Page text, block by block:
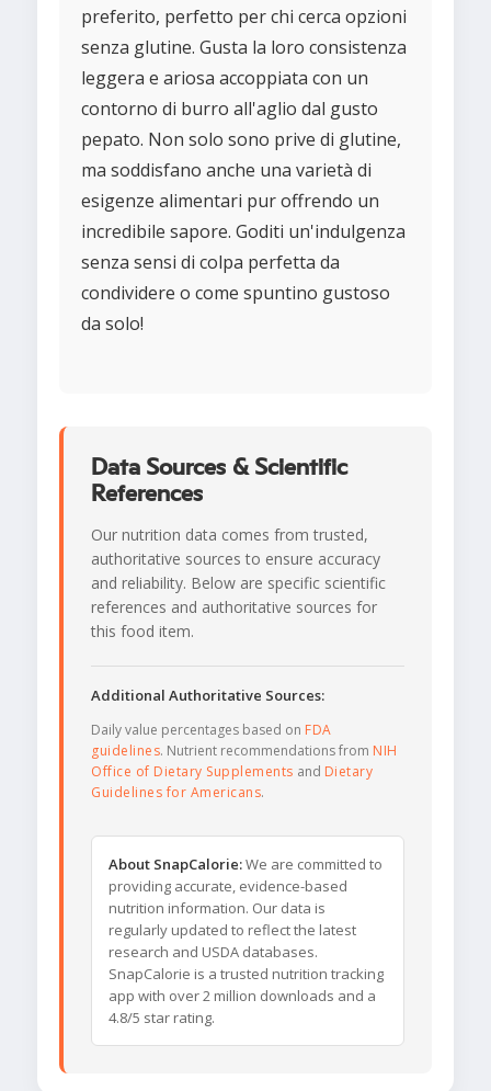
preferito, perfetto per chi cerca opzioni
senza glutine. Gusta la loro consistenza
leggera e ariosa accoppiata con un
contorno di burro all'aglio dal gusto
pepato. Non solo sono prive di glutine,
ma soddisfano anche una varietà di
esigenze alimentari pur offrendo un
incredibile sapore. Goditi un'indulgenza
senza sensi di colpa perfetta da
condividere o come spuntino gustoso
da solo!
Data Sources & Scientific
References
Our nutrition data comes from trusted,
authoritative sources to ensure accuracy
and reliability. Below are specific scientific
references and authoritative sources for
this food item.
Additional Authoritative Sources:
Daily value percentages based on FDA
guidelines. Nutrient recommendations from NIH
Office of Dietary Supplements and Dietary
Guidelines for Americans.
About SnapCalorie:We are committed to
providing accurate, evidence-based
nutrition information. Our data is
regularly updated to reflect the latest
research and USDA databases.
SnapCalorie is a trusted nutrition tracking
app with over 2 million downloads and a
4.8/5 star rating.